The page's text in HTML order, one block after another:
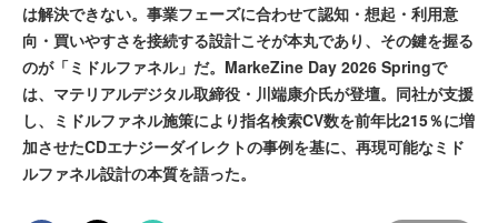
は解決できない。事業フェーズに合わせて認知・想起・利用意
向・買いやすさを接続する設計こそが本丸であり、その鍵を握る
のが「ミドルファネル」だ。MarkeZine Day 2026 Springで
は、マテリアルデジタル取締役・川端康介氏が登壇。同社が支援
し、ミドルファネル施策により指名検索CV数を前年比215％に増
加させたCDエナジーダイレクトの事例を基に、再現可能なミド
ルファネル設計の本質を語った。